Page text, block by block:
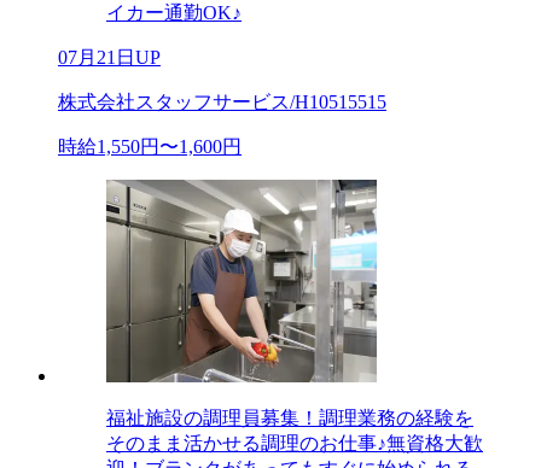
イカー通勤OK♪
07月21日UP
株式会社スタッフサービス/H10515515
時給1,550円〜1,600円
福祉施設の調理員募集！調理業務の経験を
そのまま活かせる調理のお仕事♪無資格大歓